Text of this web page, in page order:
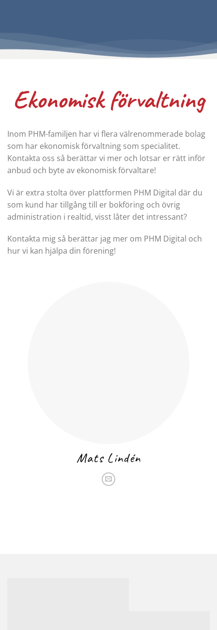
Ekonomisk förvaltning
Inom PHM-familjen har vi flera välrenommerade bolag
som har ekonomisk förvaltning som specialitet.
Kontakta oss så berättar vi mer och lotsar er rätt inför
anbud och byte av ekonomisk förvaltare!
Vi är extra stolta över plattformen PHM Digital där du
som kund har tillgång till er bokföring och övrig
administration i realtid, visst låter det intressant?
Kontakta mig så berättar jag mer om PHM Digital och
hur vi kan hjälpa din förening!
Mats Lindén